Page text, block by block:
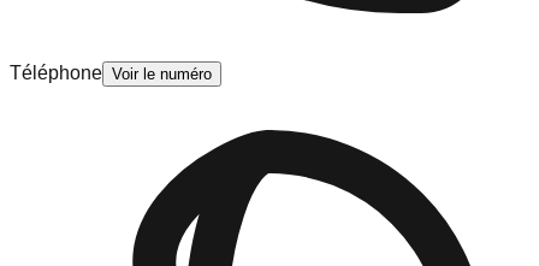
Téléphone Voir le numéro